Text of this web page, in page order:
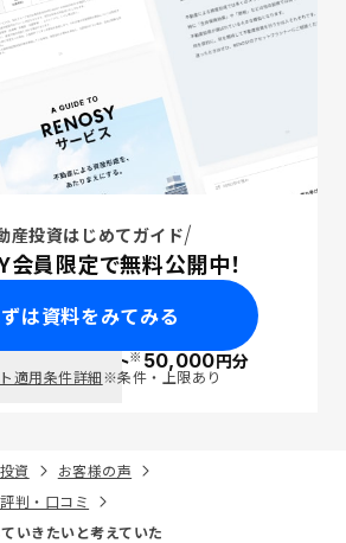
産投資はじめてガイド
会員限定で無料公開中！
は資料をみてみる
ポイント※50,000円分
適用条件詳細※条件・上限あり
資
お客様の声
判・口コミ
いきたいと考えていた